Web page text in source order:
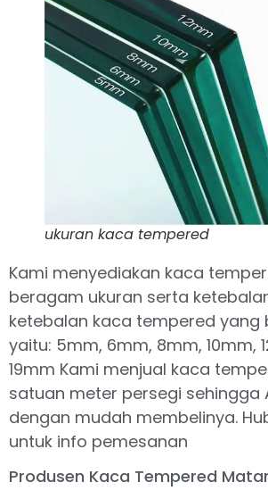
ukuran kaca tempered
Kami menyediakan kaca
beragam ukuran serta
ketebalan kaca tempered yang
yaitu: 5mm, 6mm, 8mm, 10mm,
19mm Kami menjual kaca
satuan meter persegi sehingga
dengan mudah membelinya.
untuk info pemesanan
Produsen Kaca Tempered